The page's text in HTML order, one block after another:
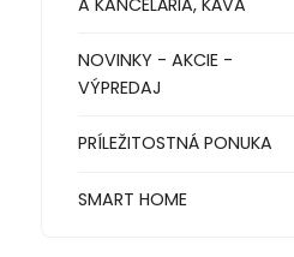
NOVINKY - AKCIE -
VÝPREDAJ
PRÍLEŽITOSTNÁ PONUKA
SMART HOME